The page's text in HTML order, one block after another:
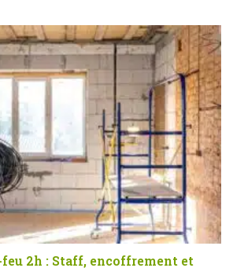
feu 2h : Staff, encoffrement et